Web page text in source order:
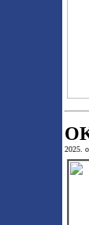
2025.